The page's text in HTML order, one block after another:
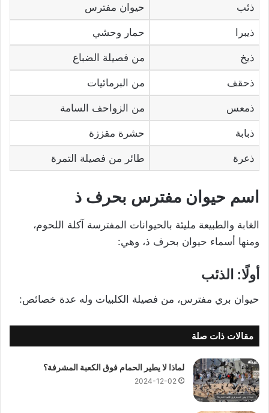
ذئب حيوان مفترس
ذيبرا حمار وحشي
ذيخ من فصيلة الضباع
ذحقف من البرمائيات
ذمعس من الزواحف السامة
ذبابة حشرة مقززة
ذعرة طائر من فصيلة التمرة
اسم حيوان مفترس بحرف ذ
الغابة والطبيعة مليئة بالحيوانات المفترسة آكلة اللحوم،
ومنها أسماء حيوان بحرف ذ، وهي:
أولًا: الذئب
حيوان بري مفترس، من فصيلة الكلبيات وله عدة خصائص:
مقالات ذات صلة
لماذا لا يطير الحمام فوق الكعبة المشرفة؟
2024-12-02